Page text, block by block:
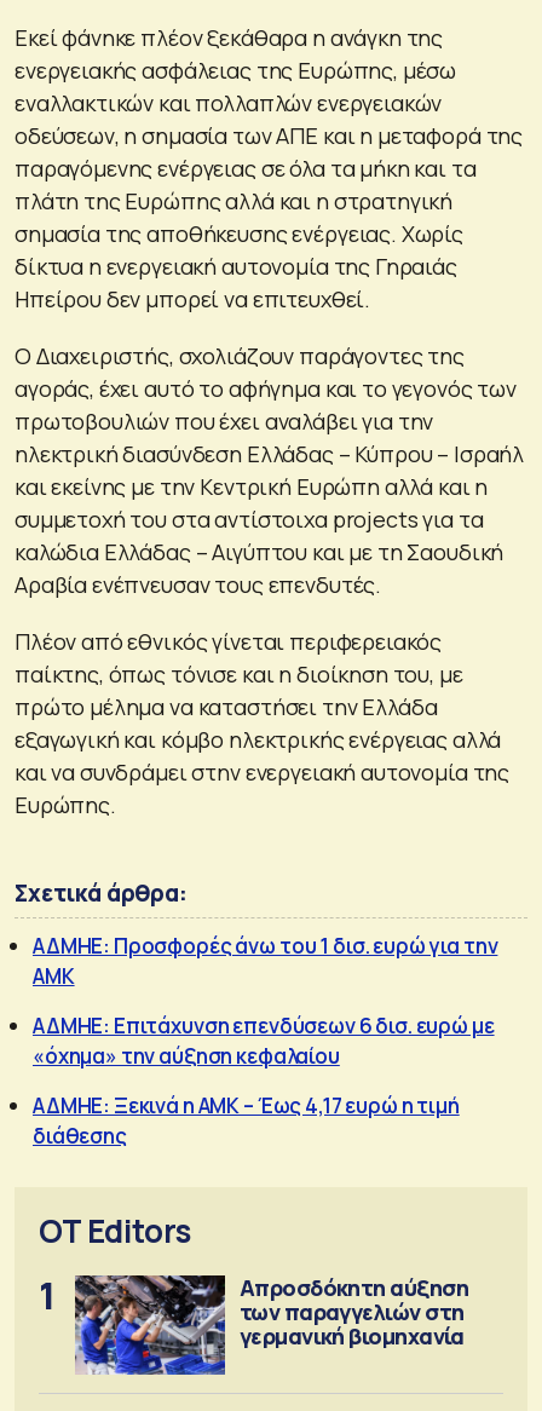
Εκεί φάνηκε πλέον ξεκάθαρα η ανάγκη της
ενεργειακής ασφάλειας της Ευρώπης, μέσω
εναλλακτικών και πολλαπλών ενεργειακών
οδεύσεων, η σημασία των ΑΠΕ και η μεταφορά της
παραγόμενης ενέργειας σε όλα τα μήκη και τα
πλάτη της Ευρώπης αλλά και η στρατηγική
σημασία της αποθήκευσης ενέργειας. Χωρίς
δίκτυα η ενεργειακή αυτονομία της Γηραιάς
Ηπείρου δεν μπορεί να επιτευχθεί.
Ο Διαχειριστής, σχολιάζουν παράγοντες της
αγοράς, έχει αυτό το αφήγημα και το γεγονός των
πρωτοβουλιών που έχει αναλάβει για την
ηλεκτρική διασύνδεση Ελλάδας – Κύπρου – Ισραήλ
και εκείνης με την Κεντρική Ευρώπη αλλά και η
συμμετοχή του στα αντίστοιχα projects για τα
καλώδια Ελλάδας – Αιγύπτου και με τη Σαουδική
Αραβία ενέπνευσαν τους επενδυτές.
Πλέον από εθνικός γίνεται περιφερειακός
παίκτης, όπως τόνισε και η διοίκηση του, με
πρώτο μέλημα να καταστήσει την Ελλάδα
εξαγωγική και κόμβο ηλεκτρικής ενέργειας αλλά
και να συνδράμει στην ενεργειακή αυτονομία της
Ευρώπης.
Σχετικά άρθρα:
ΑΔΜΗΕ: Προσφορές άνω του 1 δισ. ευρώ για την
ΑΜΚ
ΑΔΜΗΕ: Επιτάχυνση επενδύσεων 6 δισ. ευρώ με
«όχημα» την αύξηση κεφαλαίου
ΑΔΜΗΕ: Ξεκινά η ΑΜΚ – Έως 4,17 ευρώ η τιμή
διάθεσης
OT Editors
1
Απροσδόκητη αύξηση
των παραγγελιών στη
γερμανική βιομηχανία